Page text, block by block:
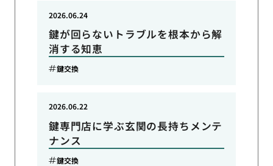
鍵が回らないトラブルを根本から解
消する知恵
2026.06.24
鍵交換
鍵専門店に学ぶ玄関の長持ちメンテ
ナンス
2026.06.22
鍵交換